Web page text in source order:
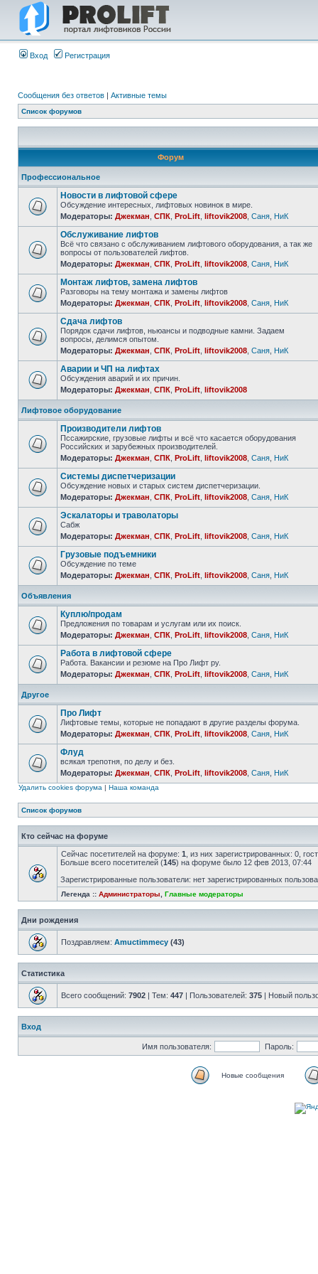
Вход Регистрация
Сообщения без ответов | Активные темы
Список форумов
Форум
Профессиональное
Новости в лифтовой сфере
Обсуждение интересных, лифтовых новинок в мире.
Модераторы: Джекман СПК ProLift liftovik2008 Саня НиК
Обслуживание лифтов
Всё что связано с обслуживанием лифтового оборудования, а так же
вопросы от пользователей лифтов.
Модераторы: Джекман СПК ProLift liftovik2008 Саня НиК
Монтаж лифтов, замена лифтов
Разговоры на тему монтажа и замены лифтов
Модераторы: Джекман СПК ProLift liftovik2008 Саня НиК
Сдача лифтов
Порядок сдачи лифтов, ньюансы и подводные камни. Задаем
вопросы, делимся опытом.
Модераторы: Джекман СПК ProLift liftovik2008 Саня НиК
Аварии и ЧП на лифтах
Обсуждения аварий и их причин.
Модераторы: Джекман СПК ProLift liftovik2008
Лифтовое оборудование
Производители лифтов
Пссажирские, грузовые лифты и всё что касается оборудования
Российских и зарубежных производителей.
Модераторы: Джекман СПК ProLift liftovik2008 Саня НиК
Системы диспетчеризации
Обсуждение новых и старых систем диспетчеризации.
Модераторы: Джекман СПК ProLift liftovik2008 Саня НиК
Эскалаторы и траволаторы
Сабж
Модераторы: Джекман СПК ProLift liftovik2008 Саня НиК
Грузовые подъемники
Обсуждение по теме
Модераторы: Джекман СПК ProLift liftovik2008 Саня НиК
Объявления
Куплю/продам
Предложения по товарам и услугам или их поиск.
Модераторы: Джекман СПК ProLift liftovik2008 Саня НиК
Работа в лифтовой сфере
Работа. Вакансии и резюме на Про Лифт ру.
Модераторы: Джекман СПК ProLift liftovik2008 Саня НиК
Другое
Про Лифт
Лифтовые темы, которые не попадают в другие разделы форума.
Модераторы: Джекман СПК ProLift liftovik2008 Саня НиК
Флуд
всякая трепотня, по делу и без.
Модераторы: Джекман СПК ProLift liftovik2008 Саня НиК
Удалить cookies форума | Наша команда
Список форумов
Кто сейчас на форуме
Сейчас посетителей на форуме: 1 , из них зарегистрированных: 0,
Больше всего посетителей (145) на форуме было 12 фев 2013, 07:44
Зарегистрированные пользователи: нет зарегистрированных
Легенда :: Администраторы Главные модераторы
Дни рождения
Поздравляем: Amuctimmecy (43)
Статистика
Всего сообщений: 7902 | Тем: 447 | Пользователей: 375 | Новый
Вход
Имя пользователя: Пароль:
Новые сообщения